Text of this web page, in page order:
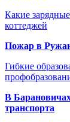
Какие
коттеджей
Пожар в
Гибкие
В
транспорта